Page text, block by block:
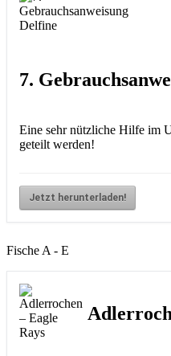
7.
Eine sehr nützliche Hilfe im
geteilt werden!
Jetzt herunterladen!
Fische A - E